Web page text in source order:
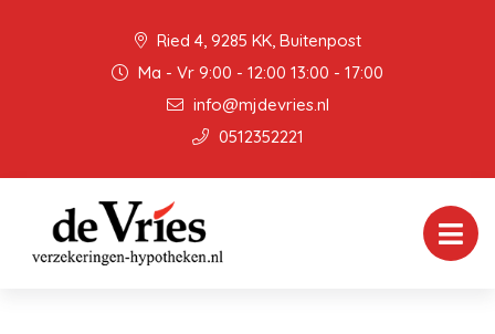
Ried 4, 9285 KK, Buitenpost
Ma - Vr 9:00 - 12:00 13:00 - 17:00
info@mjdevries.nl
0512352221